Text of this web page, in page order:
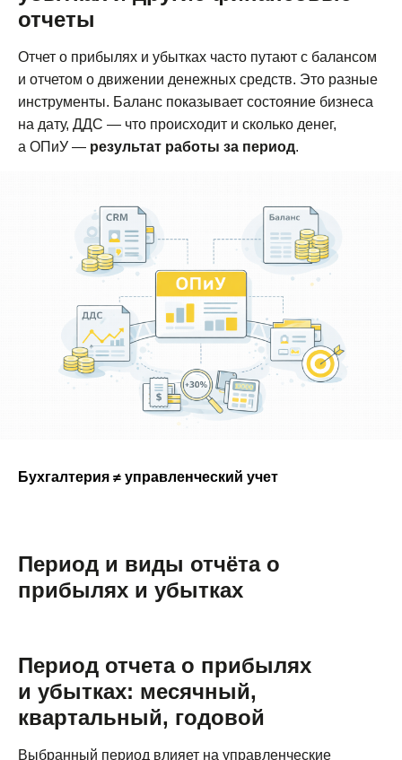
отчеты
Отчет о прибылях и убытках часто путают с балансом
и отчетом о движении денежных средств. Это разные
инструменты. Баланс показывает состояние бизнеса
на дату, ДДС — что происходит и сколько денег,
а ОПиУ — результат работы за период.
Бухгалтерия ≠ управленческий учет
Период и виды отчёта о
прибылях и убытках
Период отчета о прибылях
и убытках: месячный,
квартальный, годовой
Выбранный период влияет на управленческие